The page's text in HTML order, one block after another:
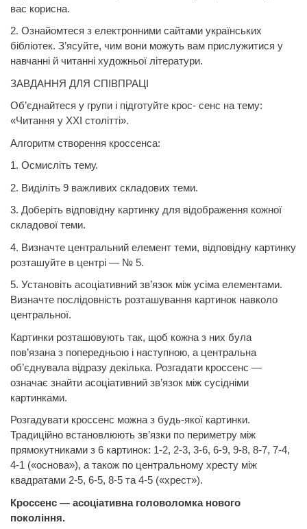
вас корисна.
2. Ознайомтеся з електронними сайтами українських
бібліотек. З’ясуйте, чим вони можуть вам прислужитися у
навчанні й читанні художньої літератури.
ЗАВДАННЯ ДЛЯ СПІВПРАЦІ
Об’єднайтеся у групи і підготуйте крос- сенс на тему:
«Читання у ХХІ столітті».
Алгоритм створення кроссенса:
1. Осмисліть тему.
2. Виділіть 9 важливих складових теми.
3. Доберіть відповідну картинку для відображення кожної
складової теми.
4. Визначте центральний елемент теми, відповідну картинку
розташуйте в центрі — № 5.
5. Установіть асоціативний зв’язок між усіма елементами.
Визначте послідовність розташування картинок навколо
центральної.
Картинки розташовують так, щоб кожна з них була
пов’язана з попередньою і наступною, а центральна
об’єднувала відразу декілька. Розгадати кроссенс —
означає знайти асоціативний зв’язок між сусідніми
картинками.
Розгадувати кроссенс можна з будь-якої картинки.
Традиційно встановлюють зв’язки по периметру між
прямокутниками з 6 картинок: 1-2, 2-3, 3-6, 6-9, 9-8, 8-7, 7-4,
4-1 («основа»), а також по центральному хресту між
квадратами 2-5, 6-5, 8-5 та 4-5 («хрест»).
Кроссенс — асоціативна головоломка нового
покоління.